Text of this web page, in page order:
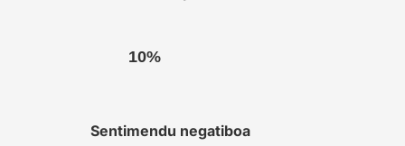
10%
Sentimendu negatiboa